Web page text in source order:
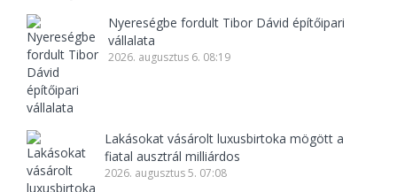
Nyereségbe fordult Tibor Dávid építőipari
vállalata
2026. augusztus 6. 08:19
Lakásokat vásárolt luxusbirtoka mögött a
fiatal ausztrál milliárdos
2026. augusztus 5. 07:08